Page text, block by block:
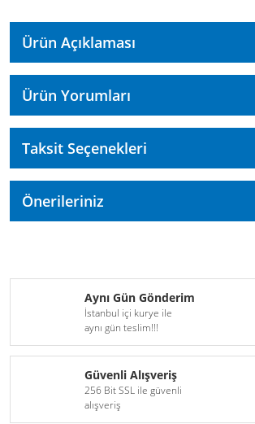
Ürün Açıklaması
Ürün Yorumları
Taksit Seçenekleri
Önerileriniz
Aynı Gün Gönderim
İstanbul içi kurye ile
aynı gün teslim!!!
Güvenli Alışveriş
256 Bit SSL ile güvenli
alışveriş